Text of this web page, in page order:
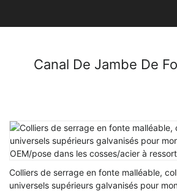
Canal De Jambe De
Colliers de serrage en fonte malléable,
universels supérieurs galvanisés pour